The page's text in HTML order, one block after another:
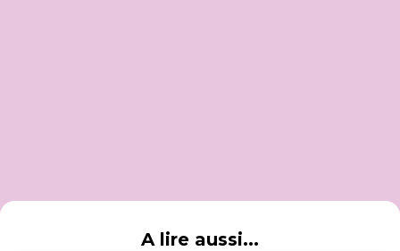
A lire aussi...